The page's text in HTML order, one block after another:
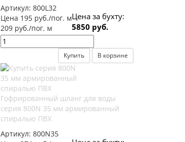
Артикул:800L32
Цена 195 руб./пог. м
209 руб./пог. м
Цена за бухту:
5850 руб.
Купить В корзине
Гофрированный шланг для воды
серия 800N 35 мм армированный
спиралью ПВХ
Артикул:800N35